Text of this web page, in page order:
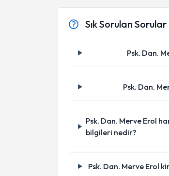
Sık Sorulan Sorular
Psk. Dan.
Psk. Dan.
Psk. Dan. Merve Erol
bilgileri nedir?
Psk. Dan. Merve Erol